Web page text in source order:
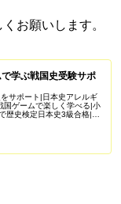
お願いします。
学ぶ戦国史受験サポ
サポート|日本史アレルギ
国ゲームで楽しく学べる|小
歴史検定日本史3級合格|苦